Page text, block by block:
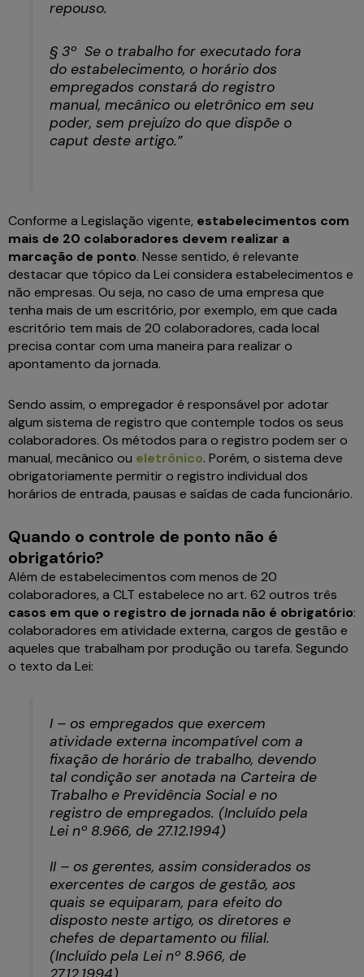
repouso.
§ 3º Se o trabalho for executado fora
do estabelecimento, o horário dos
empregados constará do registro
manual, mecânico ou eletrônico em seu
poder, sem prejuízo do que dispõe o
caput deste artigo.”
Conforme a Legislação vigente, estabelecimentos com
mais de 20 colaboradores devem realizar a
marcação de ponto. Nesse sentido, é relevante
destacar que tópico da Lei considera estabelecimentos e
não empresas. Ou seja, no caso de uma empresa que
tenha mais de um escritório, por exemplo, em que cada
escritório tem mais de 20 colaboradores, cada local
precisa contar com uma maneira para realizar o
apontamento da jornada.
Sendo assim, o empregador é responsável por adotar
algum sistema de registro que contemple todos os seus
colaboradores. Os métodos para o registro podem ser o
manual, mecânico ou eletrônico. Porém, o sistema deve
obrigatoriamente permitir o registro individual dos
horários de entrada, pausas e saídas de cada funcionário.
Quando o controle de ponto não é
obrigatório?
Além de estabelecimentos com menos de 20
colaboradores, a CLT estabelece no art. 62 outros três
casos em que o registro de jornada não é obrigatório:
colaboradores em atividade externa, cargos de gestão e
aqueles que trabalham por produção ou tarefa. Segundo
o texto da Lei:
I – os empregados que exercem
atividade externa incompatível com a
fixação de horário de trabalho, devendo
tal condição ser anotada na Carteira de
Trabalho e Previdência Social e no
registro de empregados. (Incluído pela
Lei nº 8.966, de 27.12.1994)
II – os gerentes, assim considerados os
exercentes de cargos de gestão, aos
quais se equiparam, para efeito do
disposto neste artigo, os diretores e
chefes de departamento ou filial.
(Incluído pela Lei nº 8.966, de